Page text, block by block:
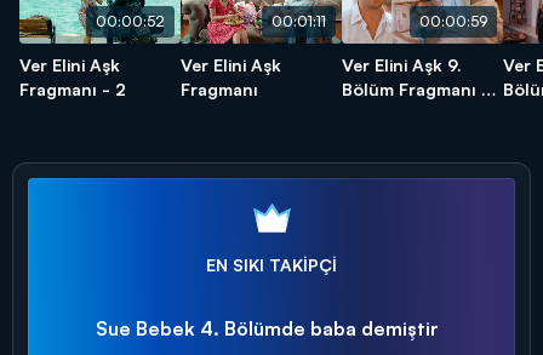
00:00:52
Ver Elini Aşk
Fragmanı - 2
00:01:11
Ver Elini Aşk
Fragmanı
00:00:59
Ver Elini Aşk 9.
Bölüm Fragmanı -
Ver
EN SIKI TAKİPÇİ
Sue Bebek 4. Bölümde baba demiştir